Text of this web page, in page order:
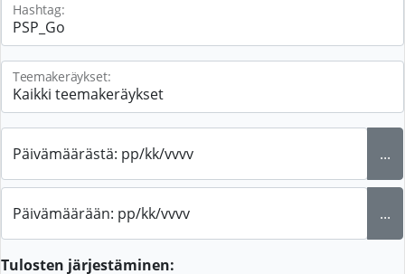
Hashtag:
Teemakeräykset:
Päivämäärästä: pp/kk/vvvv ...
Päivämäärään: pp/kk/vvvv ...
Tulosten järjestäminen: